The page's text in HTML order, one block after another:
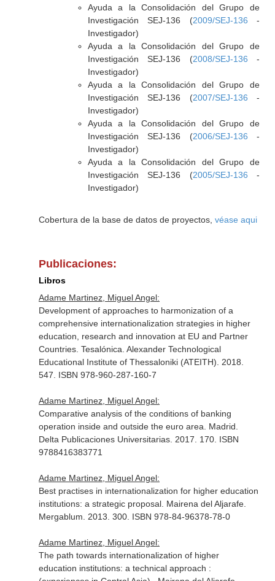
Ayuda a la Consolidación del Grupo de
Investigación SEJ-136 (2009/SEJ-136 -
Investigador)
Ayuda a la Consolidación del Grupo de
Investigación SEJ-136 (2008/SEJ-136 -
Investigador)
Ayuda a la Consolidación del Grupo de
Investigación SEJ-136 (2007/SEJ-136 -
Investigador)
Ayuda a la Consolidación del Grupo de
Investigación SEJ-136 (2006/SEJ-136 -
Investigador)
Ayuda a la Consolidación del Grupo de
Investigación SEJ-136 (2005/SEJ-136 -
Investigador)
Cobertura de la base de datos de proyectos, véase aqui
Publicaciones:
Libros
Adame Martinez, Miguel Angel:
Development of approaches to harmonization of a
comprehensive internationalization strategies in higher
education, research and innovation at EU and Partner
Countries. Tesalónica. Alexander Technological
Educational Institute of Thessaloniki (ATEITH). 2018.
547. ISBN 978-960-287-160-7
Adame Martinez, Miguel Angel:
Comparative analysis of the conditions of banking
operation inside and outside the euro area. Madrid.
Delta Publicaciones Universitarias. 2017. 170. ISBN
9788416383771
Adame Martinez, Miguel Angel:
Best practises in internationalization for higher education
institutions: a strategic proposal. Mairena del Aljarafe.
Mergablum. 2013. 300. ISBN 978-84-96378-78-0
Adame Martinez, Miguel Angel:
The path towards internationalization of higher
education institutions: a technical approach :